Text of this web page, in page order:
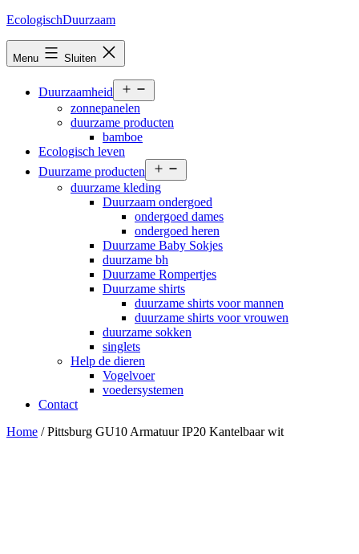
Ga
inhoud
EcologischDuurzaam
Menu Sluiten
Duurzaamheid
menu
zonnepanelen
duurzame producten
bamboe
Ecologisch leven
Duurzame producten
menu
duurzame kleding
Duurzaam ondergoed
ondergoed dames
ondergoed heren
Duurzame Baby Sokjes
duurzame bh
Duurzame Rompertjes
Duurzame shirts
duurzame shirts voor mannen
duurzame shirts voor vrouwen
duurzame sokken
singlets
Help de dieren
Vogelvoer
voedersystemen
Contact
Home / Pittsburg GU10 Armatuur IP20 Kantelbaar wit